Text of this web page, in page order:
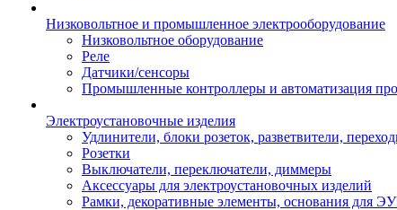
Низковольтное и промышленное электрооборудование
Низковольтное оборудование
Реле
Датчики/сенсоры
Промышленные контроллеры и автоматизация
Электроустановочные изделия
Удлинители, блоки розеток, разветвители,
Розетки
Выключатели, переключатели, диммеры
Аксессуары для электроустановочных изделий
Рамки, декоративные элементы, основания для